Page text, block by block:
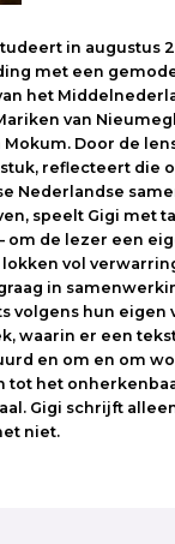
in augustus
met een
het
van
Mokum. Door de
reflecteert die
Nederlandse
speelt Gigi met
om de lezer een
vol
in
volgens hun eigen
waarin er een
en om en om
tot het
Gigi schrijft
niet.